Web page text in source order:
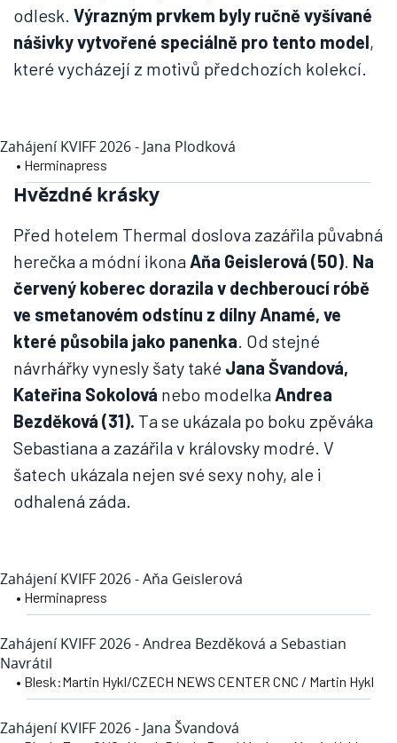
odlesk. Výrazným prvkem byly ručně vyšívané
nášivky vytvořené speciálně pro tento model,
které vycházejí z motivů předchozích kolekcí.
Zahájení KVIFF 2026 - Jana Plodková
• Herminapress
Hvězdné krásky
Před hotelem Thermal doslova zazářila půvabná
herečka a módní ikona Aňa Geislerová (50). Na
červený koberec dorazila v dechberoucí róbě
ve smetanovém odstínu z dílny Anamé, ve
které působila jako panenka. Od stejné
návrhářky vynesly šaty také Jana Švandová,
Kateřina Sokolová nebo modelka Andrea
Bezděková (31). Ta se ukázala po boku zpěváka
Sebastiana a zazářila v královsky modré. V
šatech ukázala nejen své sexy nohy, ale i
odhalená záda.
Zahájení KVIFF 2026 - Aňa Geislerová
• Herminapress
Zahájení KVIFF 2026 - Andrea Bezděková a Sebastian
Navrátil
• Blesk:Martin Hykl/CZECH NEWS CENTER CNC / Martin Hykl
Zahájení KVIFF 2026 - Jana Švandová